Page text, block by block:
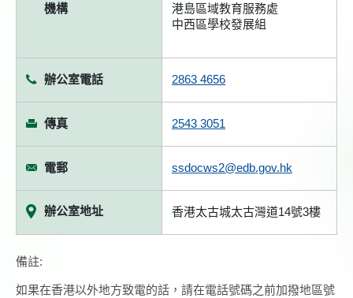
機構
港島區域教育服務處
中西區學校發展組
辦公室電話 2863 4656
傳真 2543 3051
電郵 ssdocws2@edb.gov.hk
辦公室地址 香港太古城太古灣道14號3樓
備註:
如果在香港以外地方致電的話，請在電話號碼之前加撥地區號